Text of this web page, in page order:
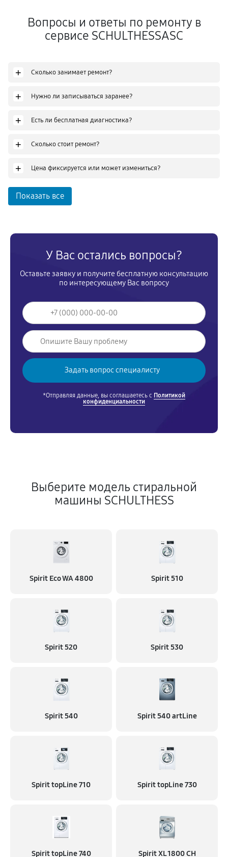
Вопросы и ответы по ремонту в
сервисе SCHULTHESSASC
+ Сколько занимает ремонт?
+ Нужно ли записываться заранее?
+ Есть ли бесплатная диагностика?
+ Сколько стоит ремонт?
+ Цена фиксируется или может измениться?
Показать все
У Вас остались вопросы?
Оставьте заявку и получите бесплатную консультацию
по интересующему Вас вопросу
*Отправляя данные, вы соглашаетесь с Политикой
конфиденциальности
Выберите модель стиральной
машины SCHULTHESS
Spirit Eco WA 4800 Spirit 510
Spirit 520 Spirit 530
Spirit 540 Spirit 540 artLine
Spirit topLine 710 Spirit topLine 730
Spirit topLine 740 Spirit XL 1800 CH